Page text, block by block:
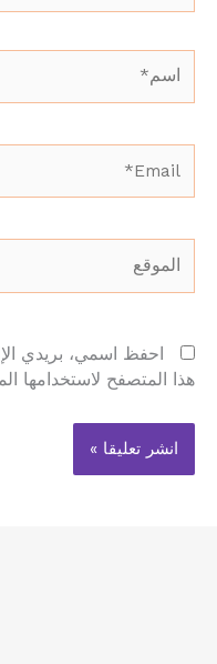
احفظ اسمي، بريدي
هذا المتصفح لاستخدامها